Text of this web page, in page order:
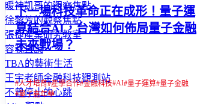
暖神凱哥的觀察焦點
徐黎芳的觀察焦點
張捷產業研究教室
容我直說
TBA的藝術生活
王宇老師金融科技觀測站
不曾停止的心跳
下一場科技革命正在成形！量子運
算結合AI，台灣如何佈局量子金融
未來戰場？
#人才培育#產學合作#金融科技#AI#量子運算#量子金融
#量子嘉年華